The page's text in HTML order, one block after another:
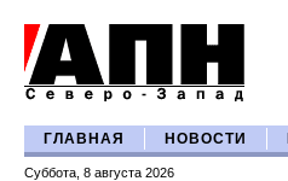
ГЛАВНАЯ НОВОСТИ
Суббота, 8 августа 2026